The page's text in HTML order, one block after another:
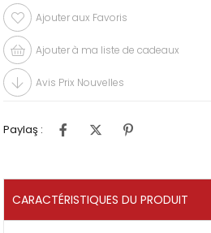
Ajouter aux Favoris
Ajouter à ma liste de cadeaux
Avis Prix Nouvelles
Paylaş :
CARACTÉRISTIQUES DU PRODUIT